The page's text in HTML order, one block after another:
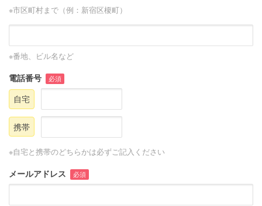
※市区町村まで（例：新宿区榎町）
※番地、ビル名など
電話番号 必須
自宅
携帯
※自宅と携帯のどちらかは必ずご記入ください
メールアドレス 必須